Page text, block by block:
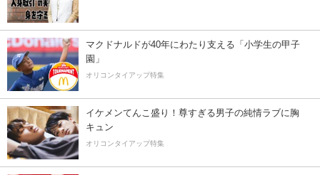
マクドナルドが40年にわたり支える「小学生の甲子
園」
オリコンタイアップ特集
イケメンてんこ盛り！尊すぎる男子の純情ラブに胸
キュン
オリコンタイアップ特集